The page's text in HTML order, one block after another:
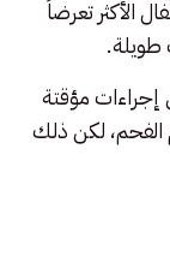
الأكثر تعرضاً
طويلة.
إجراءات مؤقتة
لكن ذلك